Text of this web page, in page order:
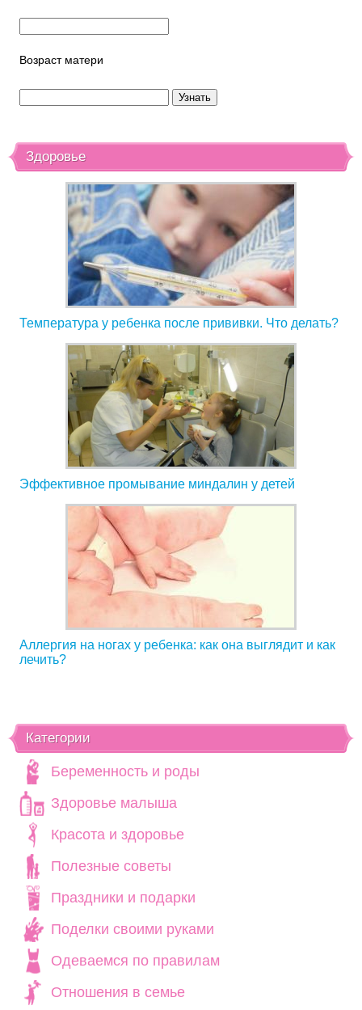
Возраст матери
Здоровье
Температура у ребенка после прививки. Что делать?
Эффективное промывание миндалин у детей
Аллергия на ногах у ребенка: как она выглядит и как
лечить?
Категории
Беременность и роды
Здоровье малыша
Красота и здоровье
Полезные советы
Праздники и подарки
Поделки своими руками
Одеваемся по правилам
Отношения в семье